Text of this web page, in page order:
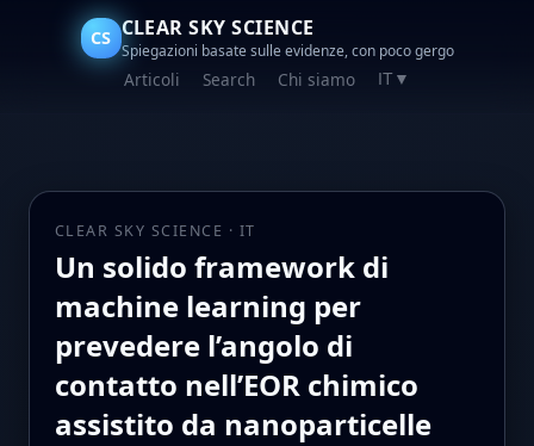
CS CLEAR SKY SCIENCE
Spiegazioni basate sulle evidenze, con poco gergo
Articoli Search Chi siamo IT ▼
CLEAR SKY SCIENCE · IT
Un solido framework di
machine learning per
prevedere l’angolo di
contatto nell’EOR chimico
assistito da nanoparticelle